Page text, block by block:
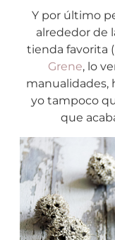
Y por último
alrededor de
tienda favorita
Grene, lo
manualidades,
yo tampoco
que